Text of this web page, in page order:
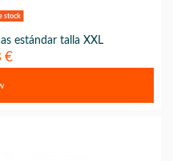
stock
estándar talla XXL
€